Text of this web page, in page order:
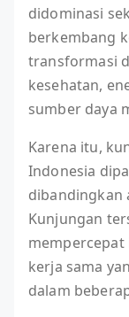
didominasi
berkembang
transformasi
kesehatan,
sumber daya
Karena itu,
Indonesia
dibandingkan
Kunjungan
kerja sama
dalam